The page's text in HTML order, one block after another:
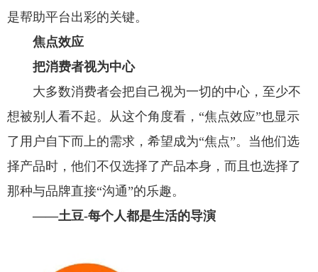
是帮助平台出彩的关键。
焦点效应
把消费者视为中心
大多数消费者会把自己视为一切的中心，至少不
想被别人看不起。从这个角度看，“焦点效应”也显示
了用户自下而上的需求，希望成为“焦点”。当他们选
择产品时，他们不仅选择了产品本身，而且也选择了
那种与品牌直接“沟通”的乐趣。
——土豆-每个人都是生活的导演